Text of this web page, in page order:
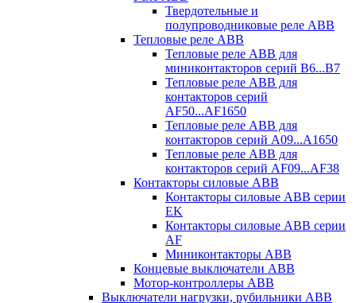
Твердотельные и
полупроводниковые реле ABB
Тепловые реле ABB
Тепловые реле ABB для
миниконтакторов серий B6...B7
Тепловые реле ABB для
контакторов серий
AF50...AF1650
Тепловые реле ABB для
контакторов серий A09...A1650
Тепловые реле ABB для
контакторов серий AF09...AF38
Контакторы силовые ABB
Контакторы силовые ABB серии
EK
Контакторы силовые ABB серии
AF
Миниконтакторы ABB
Концевые выключатели ABB
Мотор-контроллеры ABB
Выключатели нагрузки, рубильники ABB